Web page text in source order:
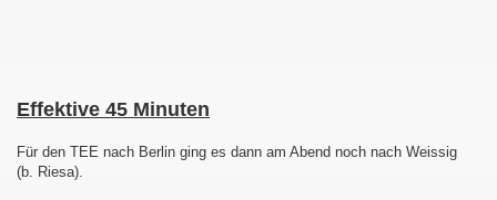
Effektive 45 Minuten
Für den TEE nach Berlin ging es dann am Abend noch nach Weissig
(b. Riesa).